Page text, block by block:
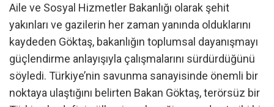
Aile ve Sosyal Hizmetler Bakanlığı olarak şehit
yakınları ve gazilerin her zaman yanında olduklarını
kaydeden Göktaş, bakanlığın toplumsal dayanışmayı
güçlendirme anlayışıyla çalışmalarını sürdürdüğünü
söyledi. Türkiye’nin savunma sanayisinde önemli bir
noktaya ulaştığını belirten Bakan Göktaş, terörsüz bir